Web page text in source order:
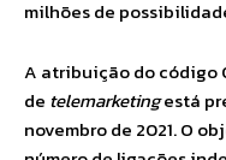
milhões de
A atribuição do código
de telemarketingestá
novembro de 2021. O